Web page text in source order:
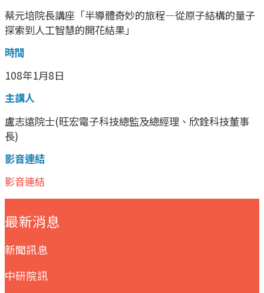
蔡元培院長講座「半導體奇妙的旅程—從原子結構的量子
探索到人工智慧的開花結果」
時間
108年1月8日
主講人
盧志遠院士(旺宏電子科技總監及總經理、欣銓科技董事
長)
影音連結
影音連結
最新消息
新聞訊息
中研院訊